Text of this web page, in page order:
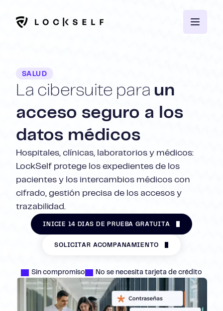
SALUD
La cibersuite para un
acceso seguro a los
datos médicos
Hospitales, clínicas, laboratorios y médicos:
LockSelf protege los expedientes de los
pacientes y los intercambios médicos con
cifrado, gestión precisa de los accesos y
trazabilidad.
INICIE 14 DÍAS DE PRUEBA GRATUITA
SOLICITAR ACOMPAÑAMIENTO
Sin compromiso No se necesita tarjeta de crédito